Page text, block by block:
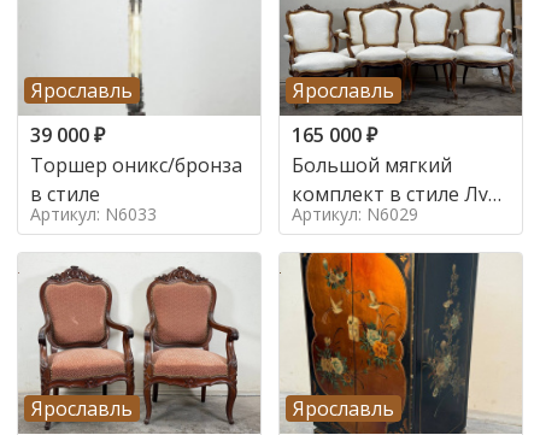
Ярославль
39 000₽
Торшер оникс/бронза
в стиле
Артикул: N6033
Ярославль
165 000₽
Большой мягкий
комплект в стиле Луи
в стиле
Артикул: N6029
Ярославль
Ярославль